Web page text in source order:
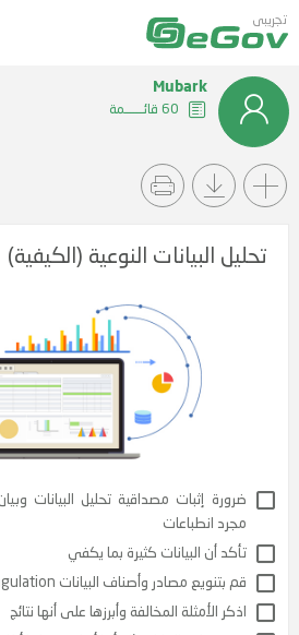
تجريبى
Mubark
تحليل البيانات النوعية (الكيفية)
إثبات مصداقية تحليل البيانات وبيان أن
انطباعات